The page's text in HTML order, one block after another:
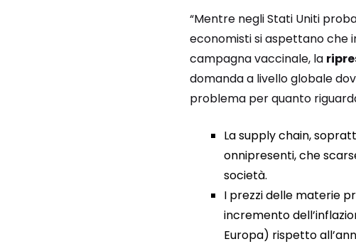
“Mentre negli Stati Uniti
economisti si aspettano che
campagna vaccinale, la
domanda a livello globale
problema per quanto
La supply chain,
onnipresenti, che
società.
I prezzi delle materie
incremento
Europa) rispetto